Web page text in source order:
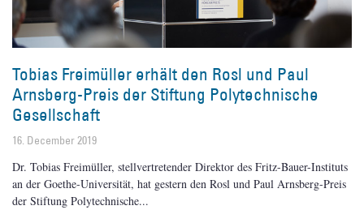
Tobias Freimüller erhält den Rosl und Paul
Arnsberg-Preis der Stiftung Polytechnische
Gesellschaft
16. December 2019
Dr. Tobias Freimüller, stellvertretender Direktor des Fritz-Bauer-Instituts
an der Goethe-Universität, hat gestern den Rosl und Paul Arnsberg-Preis
der Stiftung Polytechnische